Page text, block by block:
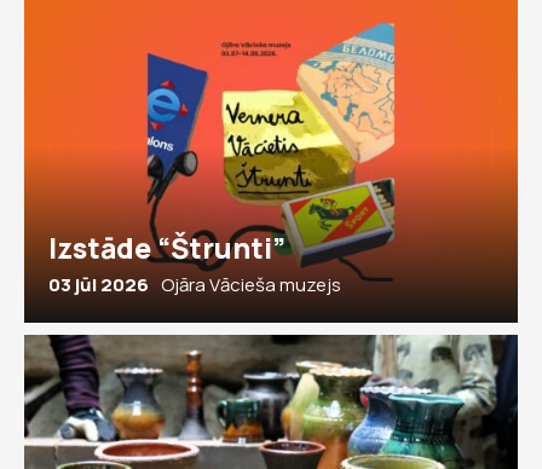
Izstāde “Štrunti”
03 jūl 2026 Ojāra Vācieša muzejs